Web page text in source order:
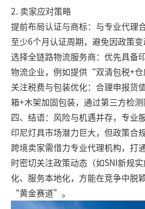
2. 卖家应对策略
提前布局认证与商标：与专业代理
至少6个月认证周期，避免因政策变
选择全链路物流服务商：优先具备
物流企业，例如提供“双清包税+仓
关注税费与包装优化：合理申报货
箱+木架加固包装，通过第三方检测
四、结语：风险与机遇并存，专业
印尼灯具市场潜力巨大，但政策合
跨境卖家需借力专业代理机构，打
时密切关注政策动态（如SNI新规
化、服务本地化，方能在竞争中脱
“黄金赛道”。